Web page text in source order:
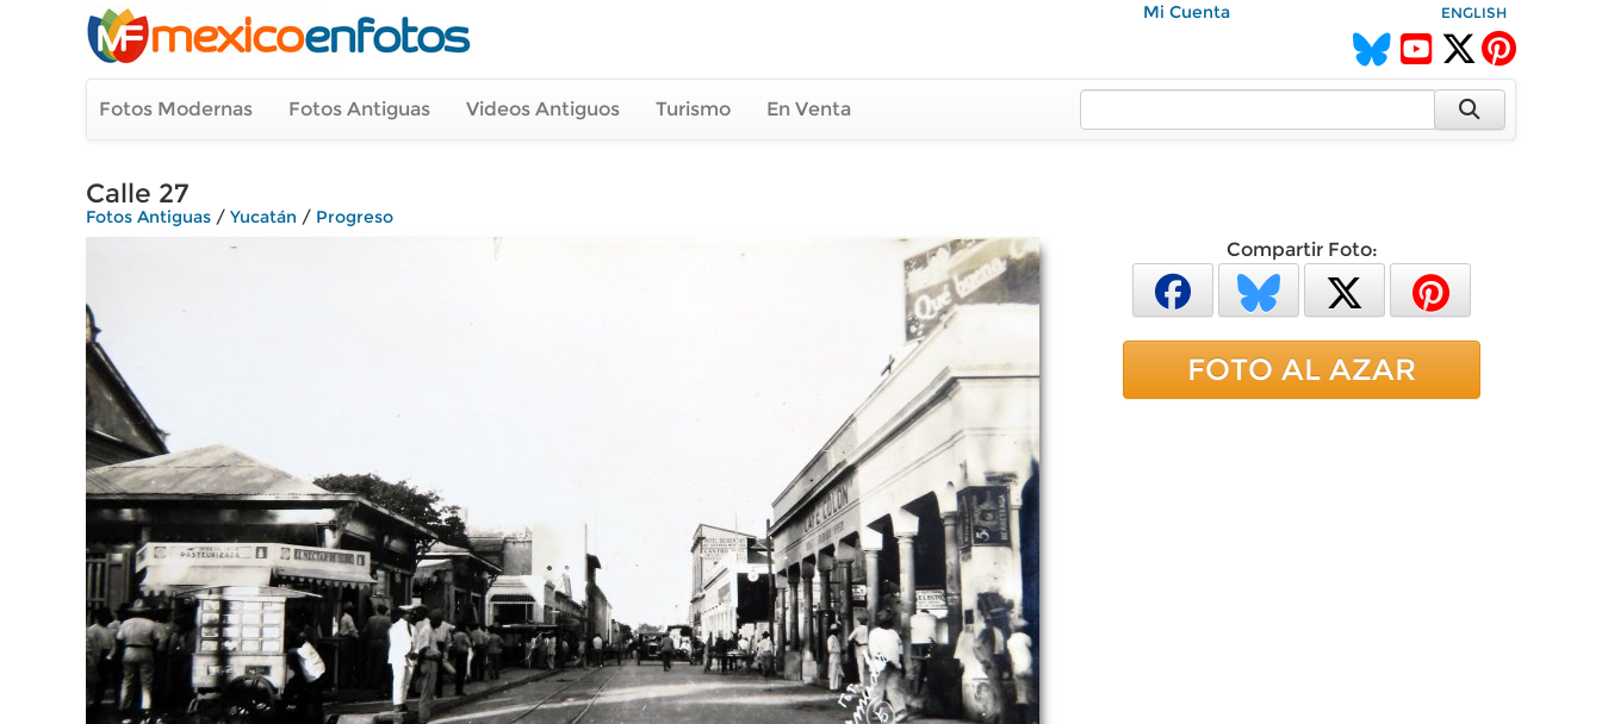
Mi Cuenta ENGLISH
Fotos Modernas Fotos Antiguas Videos Antiguos Turismo En Venta
Calle 27
Fotos Antiguas / Yucatán / Progreso
Compartir Foto:
FOTO AL AZAR